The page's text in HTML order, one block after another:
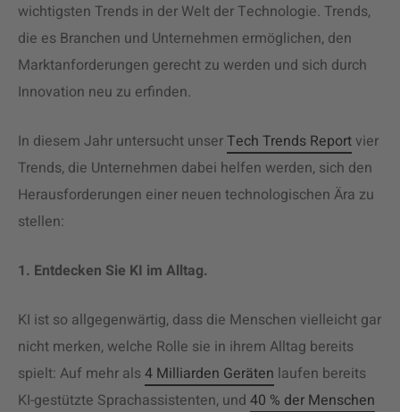
wichtigsten Trends in der Welt der Technologie. Trends,
die es Branchen und Unternehmen ermöglichen, den
Marktanforderungen gerecht zu werden und sich durch
Innovation neu zu erfinden.
In diesem Jahr untersucht unserTech Trends Report vier
Trends, die Unternehmen dabei helfen werden, sich den
Herausforderungen einer neuen technologischen Ära zu
stellen:
1. Entdecken Sie KI im Alltag.
KI ist so allgegenwärtig, dass die Menschen vielleicht gar
nicht merken, welche Rolle sie in ihrem Alltag bereits
spielt: Auf mehr als4 Milliarden Geräten laufen bereits
KI-gestützte Sprachassistenten, und 40 % der Menschen